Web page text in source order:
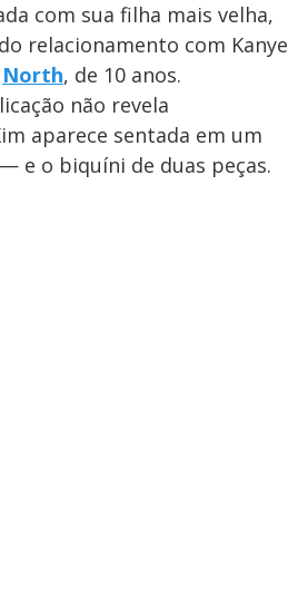
com sua filha mais velha,
relacionamento com Kanye
North, de 10 anos.
não revela
aparece sentada em um
e o biquíni de duas peças.